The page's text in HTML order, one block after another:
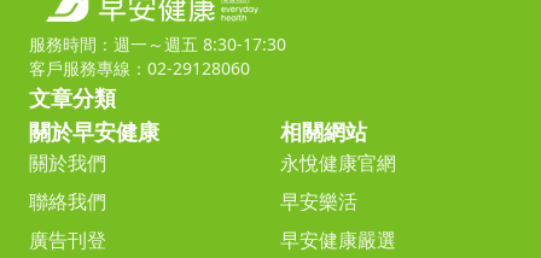
服務時間：週一～週五 8:30-17:30
客戶服務專線：02-29128060
文章分類
關於早安健康
關於我們
聯絡我們
廣告刊登
相關網站
永悅健康官網
早安樂活
早安健康嚴選